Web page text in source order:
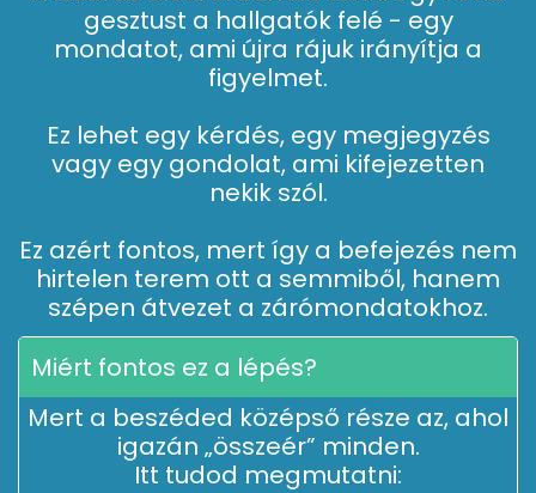
gesztust a hallgatók felé - egy
mondatot, ami újra rájuk irányítja a
figyelmet.
Ez lehet egy kérdés, egy megjegyzés
vagy egy gondolat, ami kifejezetten
nekik szól.
Ez azért fontos, mert így a befejezés nem
hirtelen terem ott a semmiből, hanem
szépen átvezet a zárómondatokhoz.
Miért fontos ez a lépés?
Mert a beszéded középső része az, ahol
igazán „összeér” minden.
Itt tudod megmutatni: